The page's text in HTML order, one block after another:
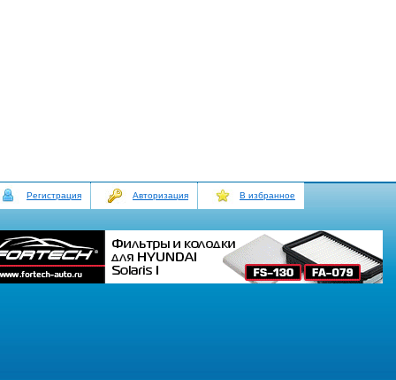
Регистрация Авторизация В избранное